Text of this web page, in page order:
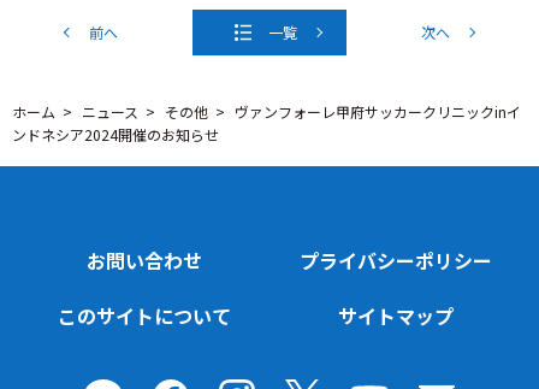
前へ 一覧 次へ
ホーム ニュース その他
ヴァンフォーレ甲府サッカークリニックinイ
ンドネシア2024開催のお知らせ
お問い合わせ
プライバシーポリシー
このサイトについて
サイトマップ